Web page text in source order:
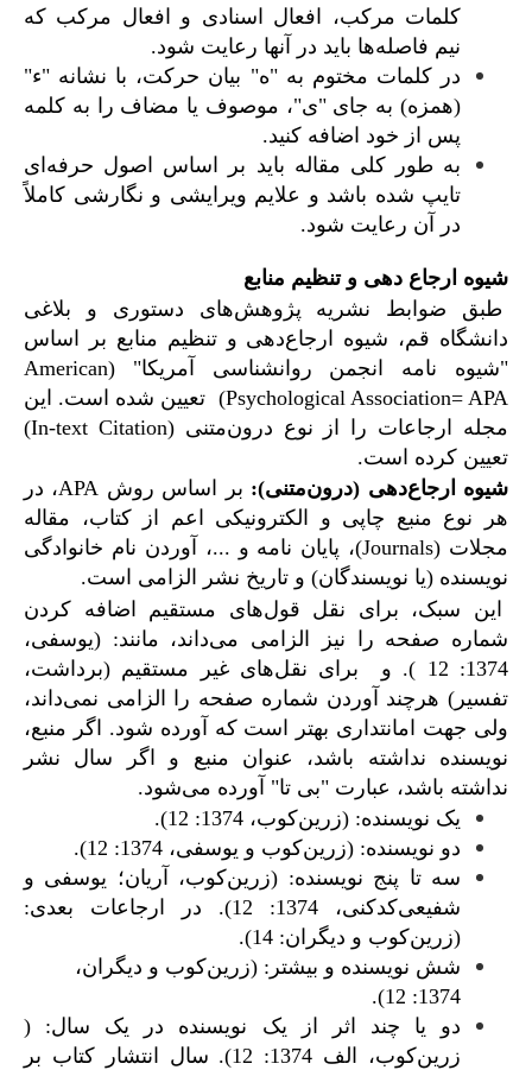
کلمات مرکب، افعال اسنادی و افعال مرکب که
نیم فاصله­‌ها باید در آنها رعایت شود.
در کلمات مختوم به "ه" بیان حرکت، با نشانه "ء"
(همزه) به جای "ی"، موصوف یا مضاف را به کلمه
پس از خود اضافه کنید.
به طور کلی مقاله باید بر اساس اصول حرفه‌ای
تایپ شده باشد و علایم ویرایشی و نگارشی کاملاً
در آن رعایت شود.
شیوه ارجاع دهی و تنظیم منابع
طبق ضوابط نشریه پژوهش‌های دستوری و بلاغی
دانشگاه قم، شیوه ارجاع‌دهی و تنظیم منابع بر اساس
"شیوه نامه انجمن روانشناسی آمریکا" (American
Psychological Association= APA) تعیین شده است. این
مجله ارجاعات را از نوع درون‌متنی (In-text Citation)
تعیین کرده است.
شیوه ارجاع‌دهی (درون‌متنی):
بر اساس روش APA، در
هر نوع منبع چاپی و الکترونیکی اعم از کتاب، مقاله
مجلات (Journals)، پایان نامه و ...، آوردن نام خانوادگی
نویسنده (یا نویسندگان) و تاریخ نشر الزامی است.
این سبک، برای نقل قول‌های مستقیم اضافه کردن
شماره صفحه را نیز الزامی می‌داند، مانند: (یوسفی،
1374: 12 ). و برای نقل‌های غیر مستقیم (برداشت،
تفسیر) هرچند آوردن شماره صفحه را الزامی نمی‌داند،
ولی جهت امانت­داری بهتر است که آورده شود. اگر منبع،
نویسنده نداشته باشد، عنوان منبع و اگر سال نشر
نداشته باشد، عبارت "بی تا" آورده می‌شود.
یک نویسنده: (زرین‌کوب، 1374: 12).
دو نویسنده: (زرین‌کوب و یوسفی، 1374: 12).
سه تا پنج نویسنده: (زرین‌کوب، آریان؛ یوسفی و
شفیعی‌کدکنی، 1374: 12). در ارجاعات بعدی:
(زرین‌‌کوب و دیگران: 14).
شش نویسنده و بیشتر: (زرین‌کوب و دیگران،
1374: 12).
دو یا چند اثر از یک نویسنده در یک سال: (
زرین‌کوب، الف 1374: 12). سال انتشار کتاب بر